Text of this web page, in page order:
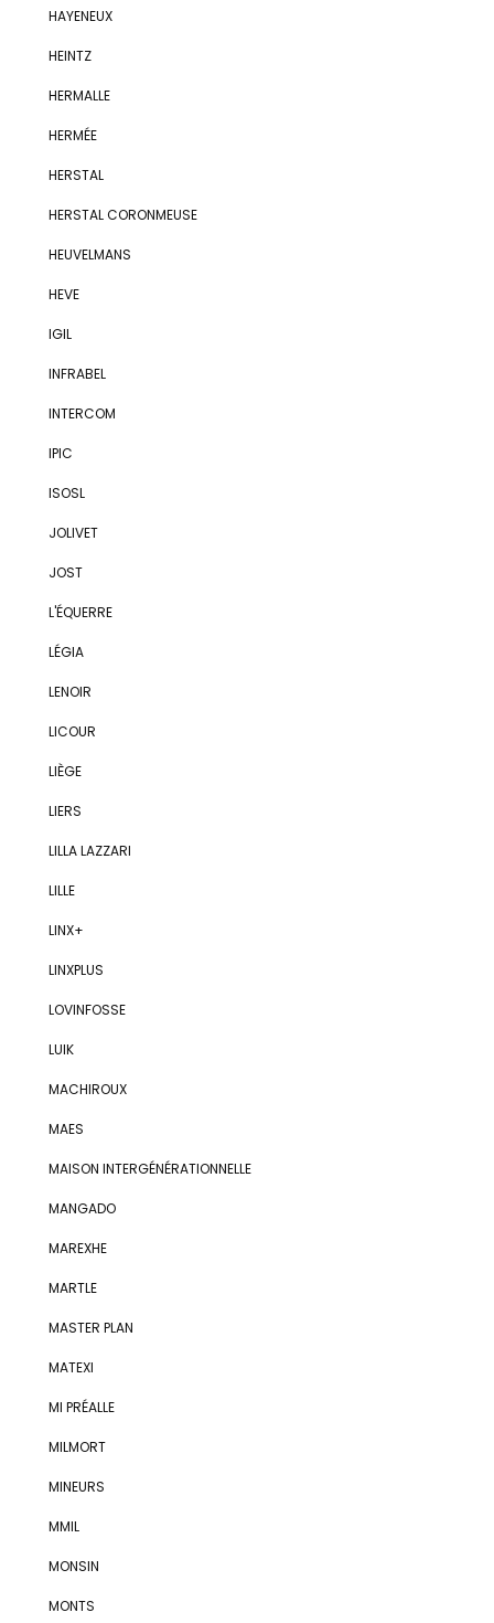
HAYENEUX
HEINTZ
HERMALLE
HERMÉE
HERSTAL
HERSTAL CORONMEUSE
HEUVELMANS
HEVE
IGIL
INFRABEL
INTERCOM
IPIC
ISOSL
JOLIVET
JOST
L'ÉQUERRE
LÉGIA
LENOIR
LICOUR
LIÈGE
LIERS
LILLA LAZZARI
LILLE
LINX+
LINXPLUS
LOVINFOSSE
LUIK
MACHIROUX
MAES
MAISON INTERGÉNÉRATIONNELLE
MANGADO
MAREXHE
MARTLE
MASTER PLAN
MATEXI
MI PRÉALLE
MILMORT
MINEURS
MMIL
MONSIN
MONTS